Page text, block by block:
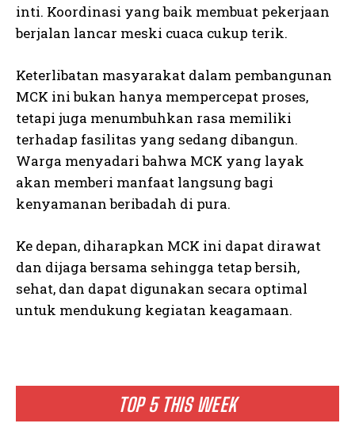
TOP 5 THIS WEEK
inti. Koordinasi yang baik membuat pekerjaan
berjalan lancar meski cuaca cukup terik.
Keterlibatan masyarakat dalam pembangunan
MCK ini bukan hanya mempercepat proses,
tetapi juga menumbuhkan rasa memiliki
terhadap fasilitas yang sedang dibangun.
Warga menyadari bahwa MCK yang layak
akan memberi manfaat langsung bagi
kenyamanan beribadah di pura.
Ke depan, diharapkan MCK ini dapat dirawat
dan dijaga bersama sehingga tetap bersih,
sehat, dan dapat digunakan secara optimal
untuk mendukung kegiatan keagamaan.